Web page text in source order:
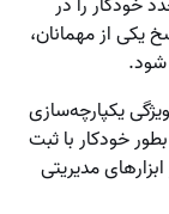
یکی از مهمانان،
شود.
یکپارچه‌سازی
خودکار با ثبت
مدیریتی